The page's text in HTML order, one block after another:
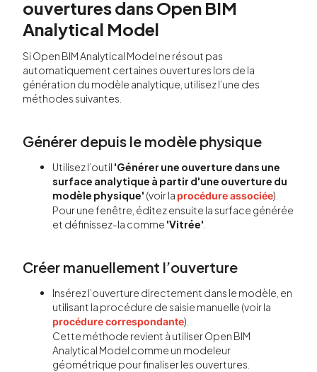
ouvertures dans Open BIM
Analytical Model
Si Open BIM Analytical Model ne résout pas
automatiquement certaines ouvertures lors de la
génération du modèle analytique, utilisez l’une des
méthodes suivantes.
Générer depuis le modèle physique
Utilisez l’outil 'Générer une ouverture dans une
surface analytique à partir d'une ouverture du
modèle physique' (voir laprocédure associée).
Pour une fenêtre, éditez ensuite la surface générée
et définissez-la comme 'Vitrée'
Créer manuellement l’ouverture
Insérez l’ouverture directement dans le modèle, en
utilisant la procédure de saisie manuelle (voir la
procédure correspondante).
Cette méthode revient à utiliser Open BIM
Analytical Model comme un modeleur
géométrique pour finaliser les ouvertures.